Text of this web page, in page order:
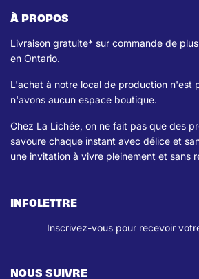
À PROPOS
Livraison gratuite* sur commande de
en Ontario.
L'achat à notre local de production n'est
n'avons aucun espace boutique.
Chez La Lichée, on ne fait pas que des
savoure chaque instant avec délice et
une invitation à vivre pleinement et sans
INFOLETTRE
Inscrivez-vous pour recevoir
NOUS SUIVRE